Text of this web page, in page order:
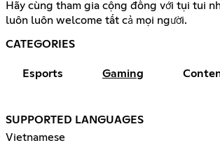
Hãy cùng tham gia cộng đồng với tụi tui
luôn luôn welcome tất cả mọi người.
CATEGORIES
Esports Gaming
SUPPORTED LANGUAGES
Vietnamese